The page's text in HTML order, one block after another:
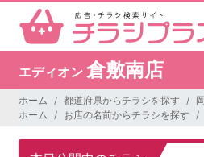
エディオン 倉敷南店
ホーム 都道府県からチラシを探す
ホーム
お店の名前からチラシを探す